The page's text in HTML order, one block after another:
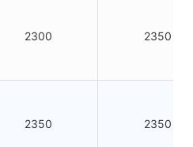
2300 2350
2350 2350